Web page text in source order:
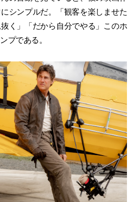
シンプルだ。「観客を楽しませた
く」「だから自分でやる」このホ
プである。